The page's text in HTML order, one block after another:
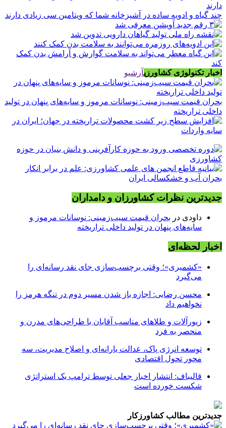
چند گیاه و ادویه ساده در آشپزخانه شما که ویتامین سی زیادی دارند
اخبار تکنولوژی کشاورزیآرشیو
بحران قیمت سیب‌زمینی: نوسانات مرموز و سایه‌های پنهان در تولید
داخلی تراریخته
جدیدترین نظرات کشاورزان و دامداران
داودی در بحران قیمت سیب‌زمینی: نوسانات مرموز و
سایه‌های پنهان در تولید داخلی تراریخته
اخبار لحظه‌ای
«کشمیری»؛ وقتی برچسب‌سازی جای نقد رسانه‌ای را
می‌گیرد
محسن رضایی: اجازه باز شدن مسیر دوم در تنگه هرمز را
نخواهیم داد
زیورآلات و طلاهای مناسب آقایان با طراحی‌های مدرن و
منحصر به فرد
توسعه انرژی پاک، عدالت یارانه‌ای و اصلاح مدیریت، سه
محور تحول اقتصادی
قالیباف: انتشار اخبار جعلی توسط ترامپ یک استراتژی
شکست خورده است
جدیدترین مطالب کشاورزکار